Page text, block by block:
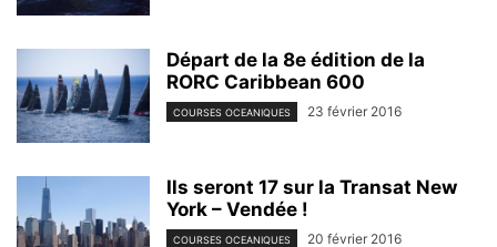
Départ de la 8e édition de la
RORC Caribbean 600
COURSES OCEANIQUES 23 février 2016
Ils seront 17 sur la Transat New
York – Vendée !
COURSES OCEANIQUES 20 février 2016